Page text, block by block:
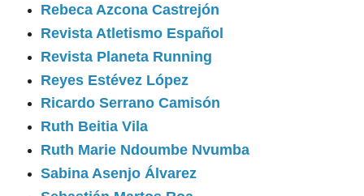
Rebeca Azcona Castrejón
Revista Atletismo Español
Revista Planeta Running
Reyes Estévez López
Ricardo Serrano Camisón
Ruth Beitia Vila
Ruth Marie Ndoumbe Nvumba
Sabina Asenjo Álvarez